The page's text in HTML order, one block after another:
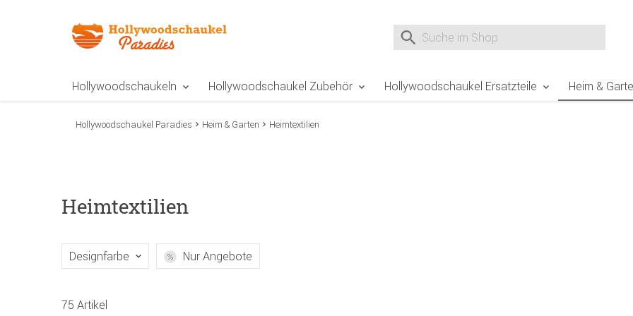
Suche nach
Hollywoodschaukeln Hollywoodschaukel Zubehör Hollywoodschaukel Ersatzteile Heim &
Hollywoodschaukel Paradies Heim & Garten Heimtextilien
Heimtextilien
Designfarbe Nur Angebote
75 Artikel